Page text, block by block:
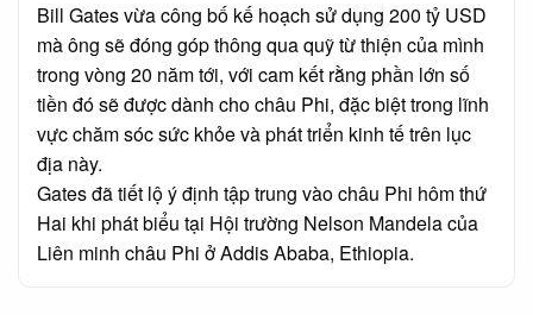
Bill Gates vừa công bố kế hoạch sử dụng 200 tỷ USD
mà ông sẽ đóng góp thông qua quỹ từ thiện của mình
trong vòng 20 năm tới, với cam kết rằng phần lớn số
tiền đó sẽ được dành cho châu Phi, đặc biệt trong lĩnh
vực chăm sóc sức khỏe và phát triển kinh tế trên lục
địa này.
Gates đã tiết lộ ý định tập trung vào châu Phi hôm thứ
Hai khi phát biểu tại Hội trường Nelson Mandela của
Liên minh châu Phi ở Addis Ababa, Ethiopia.